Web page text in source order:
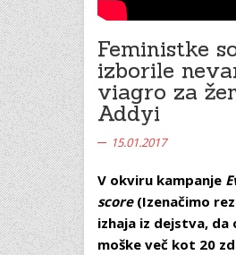
Feministke
izborile
viagro za
Addyi
15.01.2017
V okviru kampanje
score(Izenačimo
izhaja iz dejstva, da
moške več kot 20